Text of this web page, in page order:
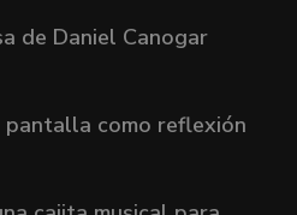
de Daniel Canogar
pantalla como reflexión